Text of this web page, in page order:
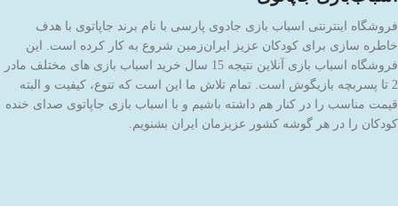
فروشگاه اینترنتی اسباب بازی جادوی پارسی با نام برند جاپاتوی با هدف
خاطره سازی برای کودکان عزیز ایران‌زمین شروع به کار کرده است. این
فروشگاه اسباب بازی آنلاین نتیجه 15 سال خرید اسباب بازی های مختلف مادر
2 تا پسربچه بازیگوش است. تمام تلاش ما این است که تنوع، کیفیت و البته
قیمت مناسب را در کنار هم داشته باشیم و با اسباب بازی جاپاتوی صدای خنده
کودکان را در هر گوشه کشور عزیزمان ایران بشنویم.